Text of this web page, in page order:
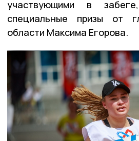
участвующими в
специальные призы от
области Максима Егорова.